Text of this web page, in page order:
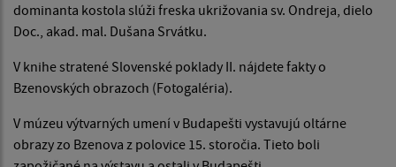
dominanta kostola slúži freska ukrižovania sv. Ondreja, dielo
Doc., akad. mal. Dušana Srvátku.
V knihe stratené Slovenské poklady II. nájdete fakty o
Bzenovských obrazoch (Fotogaléria).
V múzeu výtvarných umení v Budapešti vystavujú oltárne
obrazy zo Bzenova z polovice 15. storočia. Tieto boli